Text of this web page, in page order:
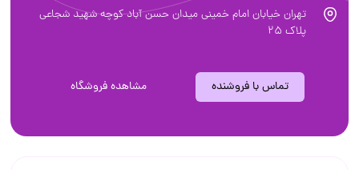
تهران خیابان امام خمینی میدان حسن آباد کوچه شهید شجاعی
پلاک ۲۵
تماس با فروشنده مشاهده فروشگاه